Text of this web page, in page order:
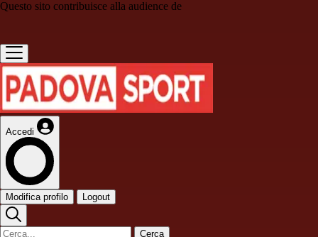
Questo sito contribuisce alla audience de
Accedi
Modifica profilo Logout
Cerca